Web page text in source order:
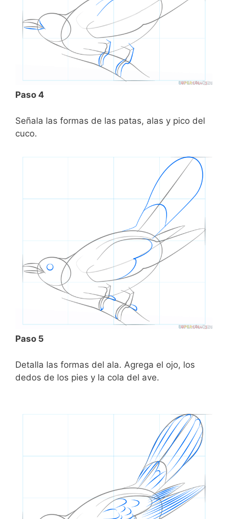
Paso 4
Señala las formas de las patas, alas y pico del
cuco.
Paso 5
Detalla las formas del ala. Agrega el ojo, los
dedos de los pies y la cola del ave.